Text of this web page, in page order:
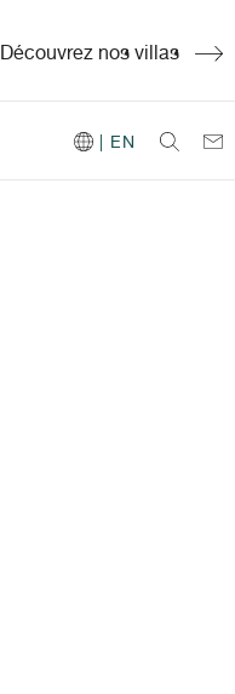
Découvrez nos villas
| EN